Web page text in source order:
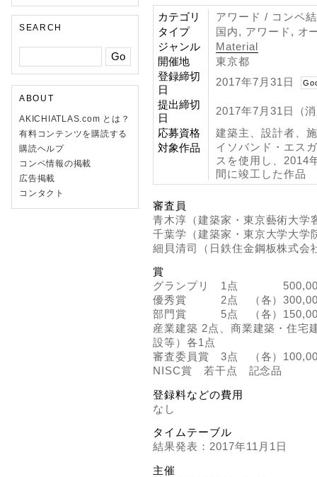
SEARCH
ABOUT
AKICHIATLAS.com とは？
有料コンテンツを購読する
購読ヘルプ
コンペ情報の掲載
広告掲載
コンタクト
カテゴリ
アワード / コンペ
タイプ
国内, アワード, オ
ジャンル
Material
開催地
東京都
登録締切
日
2017年7月31日
提出締切
日
2017年7月31日（
応募資格
建築主、設計者、
対象作品
イソバンド・エス
スを使用し、2014
間に竣工した作品
審査員
青木淳（建築家・東京藝術大学
千葉学（建築家・東京大学大学
細貝清司（日鉄住金鋼板株式会
賞
グランプリ 1点
優秀賞 2点 （各）
部門賞 5点 （各）
産業建築 2点、商業建築・住宅
設等）各1点
審査委員賞 3点 （各）
NISC賞 若干点 記念品
登録料などの費用
なし
タイムテーブル
結果発表：2017年11月1日
主催